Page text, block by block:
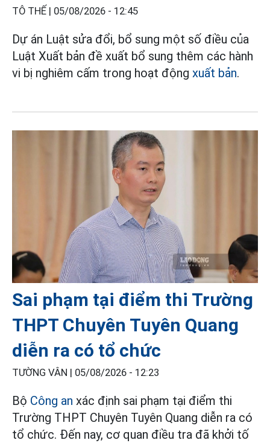
TÔ THẾ | 05/08/2026 - 12:45
Dự án Luật sửa đổi, bổ sung một số điều của
Luật Xuất bản đề xuất bổ sung thêm các hành
vi bị nghiêm cấm trong hoạt động xuất bản.
Sai phạm tại điểm thi Trường
THPT Chuyên Tuyên Quang
diễn ra có tổ chức
TƯỜNG VÂN | 05/08/2026 - 12:23
Bộ Công an xác định sai phạm tại điểm thi
Trường THPT Chuyên Tuyên Quang diễn ra có
tổ chức. Đến nay, cơ quan điều tra đã khởi tố